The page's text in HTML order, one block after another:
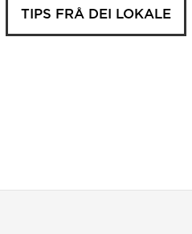
TIPS FRÅ DEI LOKALE